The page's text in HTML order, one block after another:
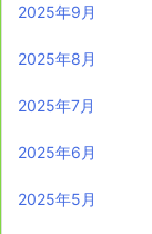
2025年9月
2025年8月
2025年7月
2025年6月
2025年5月